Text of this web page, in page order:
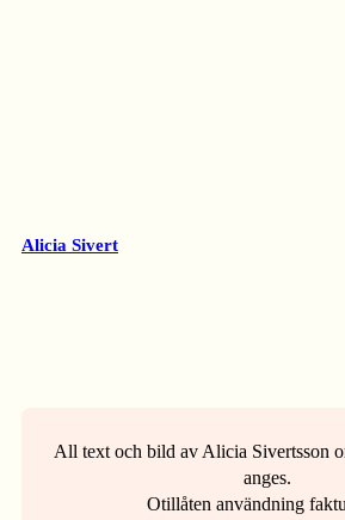
Alicia Sivert
All text och bild av Alicia Sivertsson
anges.
Otillåten användning